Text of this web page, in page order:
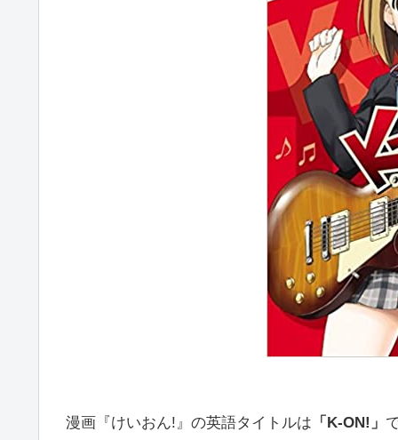
漫画『けいおん!』の英語タイトルは 「K-ON!」